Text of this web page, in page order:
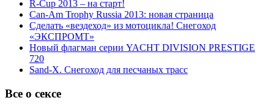
R-Cup 2013 – на старт!
Can-Am Trophy Russia 2013: новая страница
Сделать «вездеход» из мотоцикла! Снегоход
«ЭКСПРОМТ»
Новый флагман серии YACHT DIVISION PRESTIGE
720
Sand-X. Снегоход для песчаных трасс
Все о сексе